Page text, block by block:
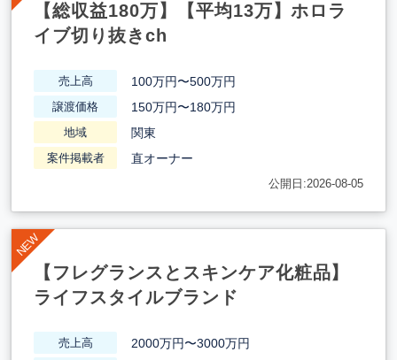
【総収益180万】【平均13万】ホロラ
イブ切り抜きch
売上高 100万円〜500万円
譲渡価格 150万円〜180万円
地域 関東
案件掲載者 直オーナー
公開日:2026-08-05
【フレグランスとスキンケア化粧品】
ライフスタイルブランド
売上高 2000万円〜3000万円